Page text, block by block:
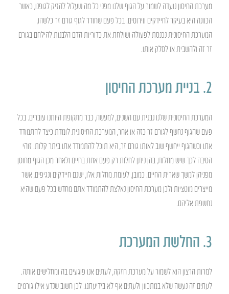
מערכת החיסון נועדה לשמור על הגוף שלנו מפני כל מה שעלול להזיק לגופנו, כאשר
הכוונה היא בעיקר לחיידקים ווירוסים. בכל פעם שחודר לגוף גורם זר כלשהו,
המערכת החיסונית נכנסת לפעולה ושולחת את כדוריות הדם הלבנות להילחם בגורם
זר זה ולהשבית או לסלק אותו.
2. בניית מערכת החיסון
המערכת החיסונית שלנו נבנית עם השנים, למעשה, כבר מתקופת היותנו עוברים. בכל
פעם שהגוף נחשף לגורם זר כזה או אחר, המערכת החיסונית לומדת כיצד להתמודד
אתו וכשהגוף ייחשף שוב לאותו גורם זר, היא תוכל להתמודד אתו ביתר קלות. זוהי
הסיבה לכך שיש מחלות, בהן ניתן לחלות רק פעם אחת בחיים ולאחר מכן הגוף מחוסן
מפניהן למשך שארית החיים. כמובן, לעומת מחלות אלו, ישנם חיידקים ונגיפים, אשר
מייצרים מוטציות ולכן מערכת החיסון נאלצת להתמודד אתם מחדש בכל פעם שהיא
נחשפת אליהם.
3. החלשת המערכת
למרות הרצון הוא לשמור על מערכת חזקה, לעתים אנו פוגעים בה ומחלישים אותה.
לעתים זה נעשה שלא במתכוון ולעתים אף לא בידיעתנו. לכן חשוב שנדע אילו גורמים